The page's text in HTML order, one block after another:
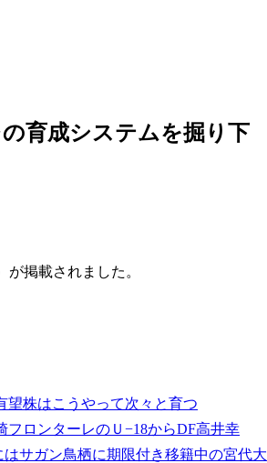
育成システムを掘り下
掲載されました。
望株はこうやって次々と育つ
ロンターレのＵ−18からDF高井幸
サガン鳥栖に期限付き移籍中の宮代大